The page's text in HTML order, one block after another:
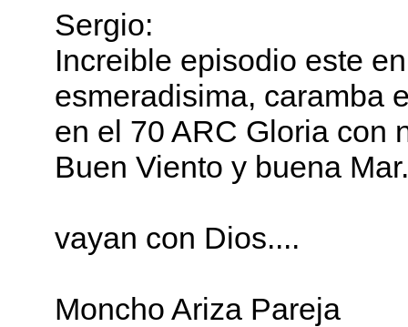
Sergio:
Increible episodio este
esmeradisima, caramba
en el 70 ARC Gloria con
Buen Viento y buena Mar.
vayan con Dios....
Moncho Ariza Pareja